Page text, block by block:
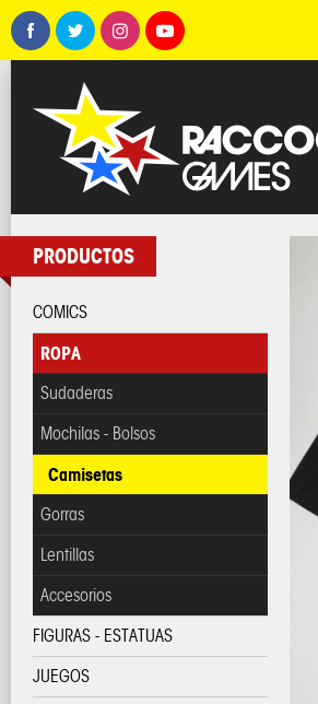
PRODUCTOS
COMICS
ROPA
Sudaderas
Mochilas - Bolsos
Camisetas
Gorras
Lentillas
Accesorios
FIGURAS - ESTATUAS
JUEGOS